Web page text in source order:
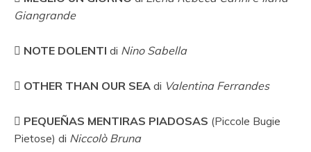
Giangrande
 NOTE DOLENTI di Nino Sabella
 OTHER THAN OUR SEA di Valentina Ferrandes
 PEQUEÑAS MENTIRAS PIADOSAS (Piccole Bugie
Pietose) di Niccolò Bruna